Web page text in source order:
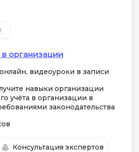
организации
видеоуроки в записи
навыки организации
учёта в организации в
законодательства
Консультация экспертов